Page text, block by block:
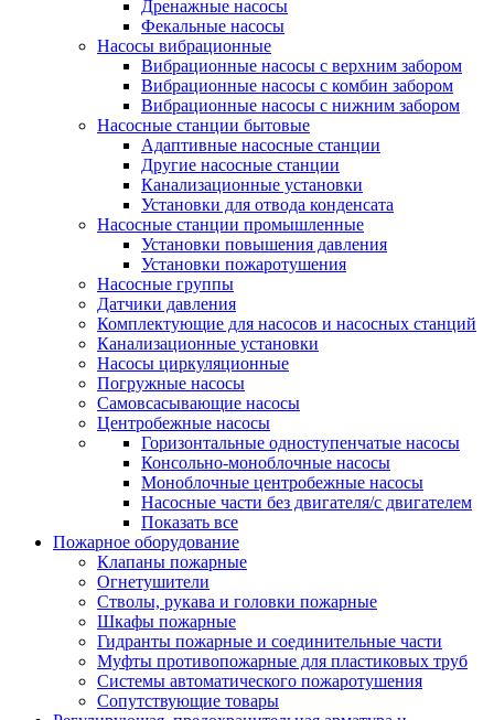
Дренажные насосы
Фекальные насосы
Насосы вибрационные
Вибрационные насосы с верхним забором
Вибрационные насосы с комбин забором
Вибрационные насосы с нижним забором
Насосные станции бытовые
Адаптивные насосные станции
Другие насосные станции
Канализационные установки
Установки для отвода конденсата
Насосные станции промышленные
Установки повышения давления
Установки пожаротушения
Насосные группы
Датчики давления
Комплектующие для насосов и насосных станций
Канализационные установки
Насосы циркуляционные
Погружные насосы
Самовсасывающие насосы
Центробежные насосы
Горизонтальные одноступенчатые насосы
Консольно-моноблочные насосы
Моноблочные центробежные насосы
Насосные части без двигателя/с двигателем
Показать все
Пожарное оборудование
Клапаны пожарные
Огнетушители
Стволы, рукава и головки пожарные
Шкафы пожарные
Гидранты пожарные и соединительные части
Муфты противопожарные для пластиковых труб
Системы автоматического пожаротушения
Сопутствующие товары